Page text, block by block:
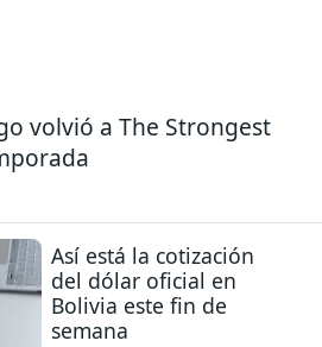
volvió a The Strongest
Así está la cotización
del dólar oficial en
Bolivia este fin de
semana